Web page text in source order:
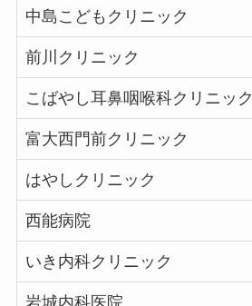
中島こどもクリニック
前川クリニック
こばやし耳鼻咽喉科クリニック
富大西門前クリニック
はやしクリニック
西能病院
いき内科クリニック